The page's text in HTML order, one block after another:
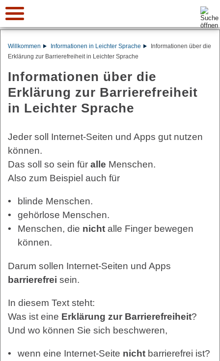
Suche:
Willkommen Informationen in Leichter Sprache
Informationen über die
Erklärung zur Barrierefreiheit in Leichter Sprache
Informationen über die
Erklärung zur Barrierefreiheit
in Leichter Sprache
Jeder soll Internet-Seiten und Apps gut nutzen
können.
Das soll so sein für alle Menschen.
Also zum Beispiel auch für
blinde Menschen.
gehörlose Menschen.
Menschen, die nicht alle Finger bewegen
können.
Darum sollen Internet-Seiten und Apps
barrierefrei sein.
In diesem Text steht:
Was ist eine Erklärung zur Barrierefreiheit?
Und wo können Sie sich beschweren,
wenn eine Internet-Seite nicht barrierefrei ist?